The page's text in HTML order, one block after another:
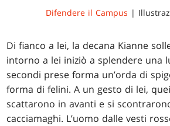
Difendere il Campus |
Di fianco a lei, la decana Kianne
intorno a lei iniziò a splendere una
secondi prese forma un’orda di
forma di felini. A un gesto di lei,
scattarono in avanti e si
cacciamaghi. L’uomo dalle vesti